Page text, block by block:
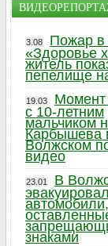
3.08
Пожар
«Здоровье
житель
пепелище
19.03
Момент
с 10-летним
мальчиком
Карбышева
Волжском
видео
23.01
В
автомобили,
знаками